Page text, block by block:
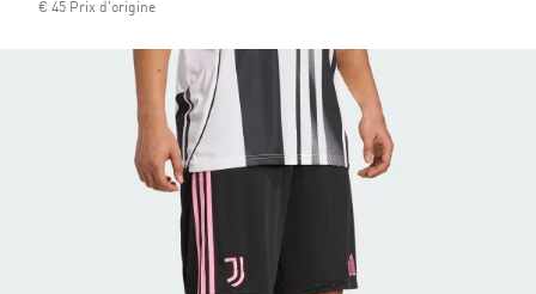
€ 45 Prix d'origine